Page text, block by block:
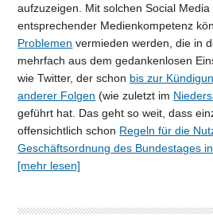
aufzuzeigen. Mit solchen Social
entsprechender Medienkompetenz
Problemen vermieden werden, die in
mehrfach aus dem gedankenlosen
wie Twitter, der schon bis zur
anderer Folgen (wie zuletzt im
geführt hat. Das geht so weit, dass
offensichtlich schon Regeln für die
Geschäftsordnung des Bundestages
[mehr lesen]